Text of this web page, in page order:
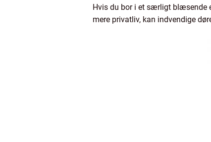
Hvis du bor i et særligt blæsende
mere privatliv, kan indvendige